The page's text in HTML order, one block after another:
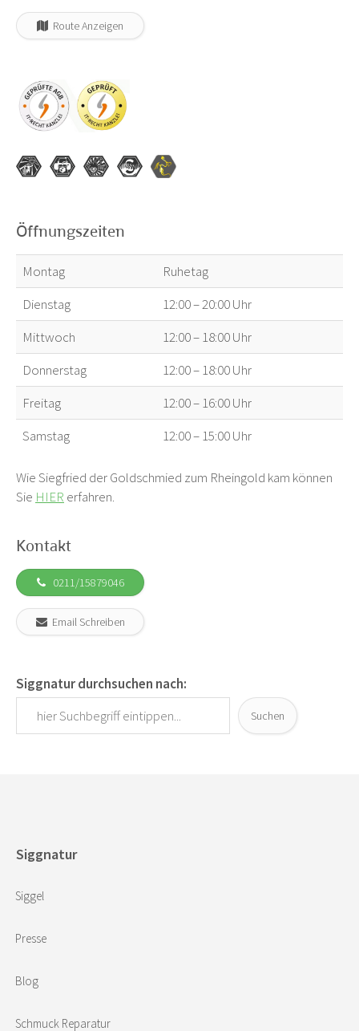
Route Anzeigen
Öffnungszeiten
Montag
Ruhetag
Dienstag
12:00 – 20:00 Uhr
Mittwoch
12:00 – 18:00 Uhr
Donnerstag
12:00 – 18:00 Uhr
Freitag
12:00 – 16:00 Uhr
Samstag
12:00 – 15:00 Uhr
Wie Siegfried der Goldschmied zum Rheingold kam können
Sie HIER erfahren.
Kontakt
0211/15879046
Email Schreiben
Siggnatur durchsuchen nach:
Suchen
Siggnatur
Siggel
Presse
Blog
Schmuck Reparatur